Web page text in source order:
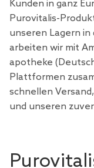
Kunden in ganz
Purovitalis-
unseren Lagern in
arbeiten wir mit
apotheke
Plattformen
schnellen
und unseren